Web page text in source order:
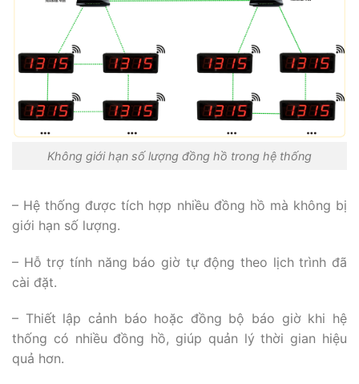
Không giới hạn số lượng đồng hồ trong hệ thống
– Hệ thống được tích hợp nhiều đồng hồ mà không bị
giới hạn số lượng.
– Hỗ trợ tính năng báo giờ tự động theo lịch trình đã
cài đặt.
– Thiết lập cảnh báo hoặc đồng bộ báo giờ khi hệ
thống có nhiều đồng hồ, giúp quản lý thời gian hiệu
quả hơn.